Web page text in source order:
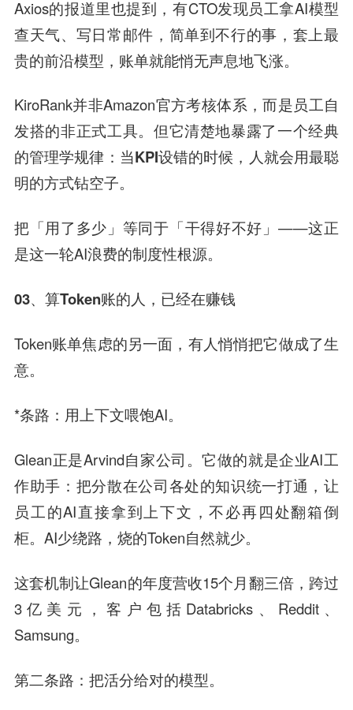
Axios的报道里也提到，有CTO发现员工拿AI模型
查天气、写日常邮件，简单到不行的事，套上最
贵的前沿模型，账单就能悄无声息地飞涨。
KiroRank并非Amazon官方考核体系，而是员工自
发搭的非正式工具。但它清楚地暴露了一个经典
的管理学规律： 当KPI设错的时候，人就会用最聪
明的方式钻空子。
把「用了多少」等同于「干得好不好」——这正
是这一轮AI浪费的制度性根源。
03、算Token账的人，已经在赚钱
Token账单焦虑的另一面，有人悄悄把它做成了生
意。
*条路：用上下文喂饱AI。
Glean正是Arvind自家公司。它做的就是企业AI工
作助手：把分散在公司各处的知识统一打通，让
员工的AI直接拿到上下文，不必再四处翻箱倒
柜。AI少绕路，烧的Token自然就少。
这套机制让Glean的年度营收15个月翻三倍，跨过
3亿美元，客户包括Databricks、Reddit、
Samsung。
第二条路：把活分给对的模型。